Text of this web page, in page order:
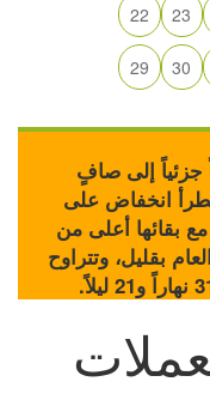
22 23
29 30
جزئياً إلى صافٍ
انخفاض على
بقائها أعلى من
بقليل، وتتراوح